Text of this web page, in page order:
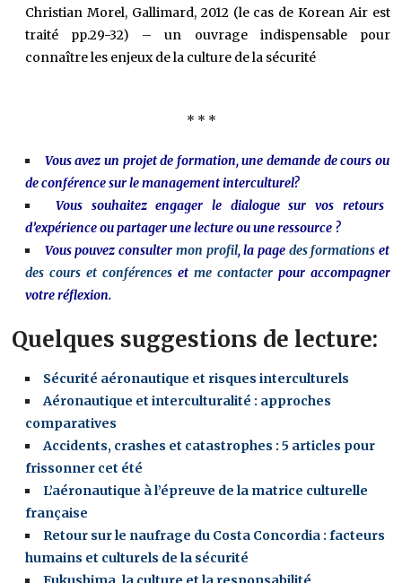
Christian Morel, Gallimard, 2012 (le cas de Korean Air est
traité pp.29-32) – un ouvrage indispensable pour
connaître les enjeux de la culture de la sécurité
* * *
Vous avez un projet de formation, une demande de cours ou
de conférence sur le management interculturel?
Vous souhaitez engager le dialogue sur vos retours
d’expérience ou partager une lecture ou une ressource ?
Vous pouvez consulter mon profil, la page des formations et
des cours et conférences et me contacter pour accompagner
votre réflexion.
Quelques suggestions de lecture:
Sécurité aéronautique et risques interculturels
Aéronautique et interculturalité : approches
comparatives
Accidents, crashes et catastrophes : 5 articles pour
frissonner cet été
L’aéronautique à l’épreuve de la matrice culturelle
française
Retour sur le naufrage du Costa Concordia : facteurs
humains et culturels de la sécurité